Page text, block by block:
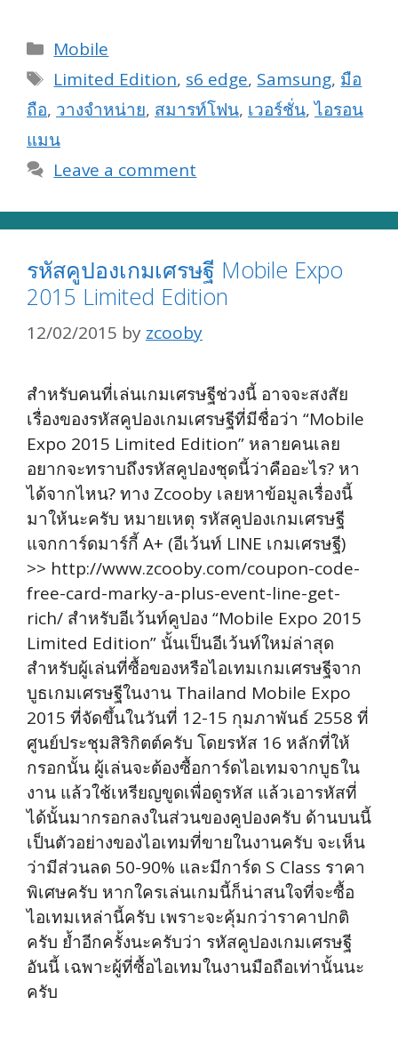
Categories
Mobile
Tags
Limited Edition, s6 edge, Samsung, มือ
ถือ, วางจำหน่าย, สมารท์โฟน, เวอร์ชั่น,ไอรอน
แมน
Leave a comment
รหัสคูปองเกมเศรษฐี Mobile Expo
2015 Limited Edition
12/02/2015 by zcooby
สำหรับคนที่เล่นเกมเศรษฐีช่วงนี้ อาจจะสงสัย
เรื่องของรหัสคูปองเกมเศรษฐีที่มีชื่อว่า “Mobile
Expo 2015 Limited Edition” หลายคนเลย
อยากจะทราบถึงรหัสคูปองชุดนี้ว่าคืออะไร? หา
ได้จากไหน? ทาง Zcooby เลยหาข้อมูลเรื่องนี้
มาให้นะครับ หมายเหตุ รหัสคูปองเกมเศรษฐี
แจกการ์ดมาร์กี้ A+ (อีเว้นท์ LINE เกมเศรษฐี)
>> http://www.zcooby.com/coupon-code-
free-card-marky-a-plus-event-line-get-
rich/ สำหรับอีเว้นท์คูปอง “Mobile Expo 2015
Limited Edition” นั้นเป็นอีเว้นท์ใหม่ล่าสุด
สำหรับผู้เล่นที่ซื้อของหรือไอเทมเกมเศรษฐีจาก
บูธเกมเศรษฐีในงาน Thailand Mobile Expo
2015 ที่จัดขึ้นในวันที่ 12-15 กุมภาพันธ์ 2558 ที่
ศูนย์ประชุมสิริกิตต์ครับ โดยรหัส 16 หลักที่ให้
กรอกนั้น ผู้เล่นจะต้องซื้อการ์ดไอเทมจากบูธใน
งาน แล้วใช้เหรียญขูดเพื่อดูรหัส แล้วเอารหัสที่
ได้นั้นมากรอกลงในส่วนของคูปองครับ ด้านบนนี้
เป็นตัวอย่างของไอเทมที่ขายในงานครับ จะเห็น
ว่ามีส่วนลด 50-90% และมีการ์ด S Class ราคา
พิเศษครับ หากใครเล่นเกมนี้ก็น่าสนใจที่จะซื้อ
ไอเทมเหล่านี้ครับ เพราะจะคุ้มกว่าราคาปกติ
ครับ ย้ำอีกครั้งนะครับว่า รหัสคูปองเกมเศรษฐี
อันนี้ เฉพาะผู้ที่ซื้อไอเทมในงานมือถือเท่านั้นนะ
ครับ